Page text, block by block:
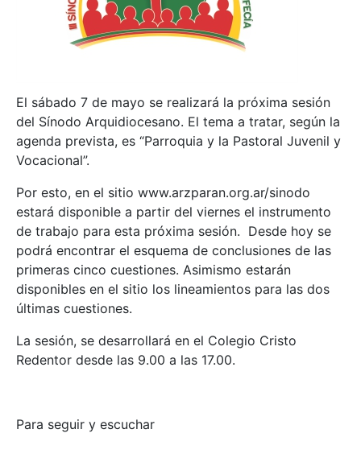
El sábado 7 de mayo se realizará la próxima sesión
del Sínodo Arquidiocesano. El tema a tratar, según la
agenda prevista, es “Parroquia y la Pastoral Juvenil y
Vocacional”.
Por esto, en el sitio www.arzparan.org.ar/sinodo
estará disponible a partir del viernes el instrumento
de trabajo para esta próxima sesión. Desde hoy se
podrá encontrar el esquema de conclusiones de las
primeras cinco cuestiones. Asimismo estarán
disponibles en el sitio los lineamientos para las dos
últimas cuestiones.
La sesión, se desarrollará en el Colegio Cristo
Redentor desde las 9.00 a las 17.00.
Para seguir y escuchar